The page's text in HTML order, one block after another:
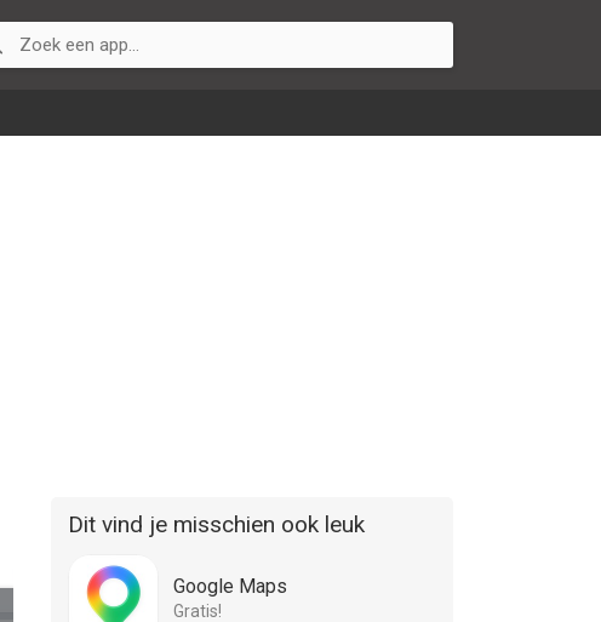
Dit vind je misschien ook leuk
Google Maps
Gratis!